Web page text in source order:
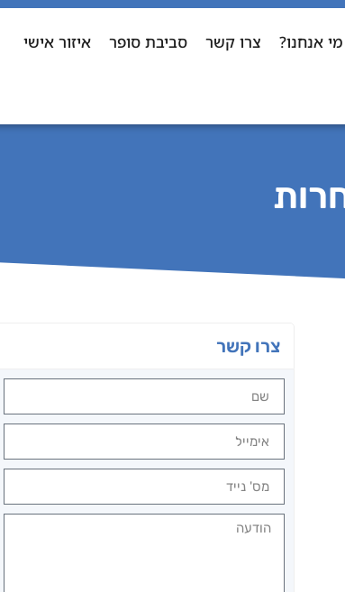
מי אנחנו? צרו קשר סביבת סופר איזור אישי
צרו קשר